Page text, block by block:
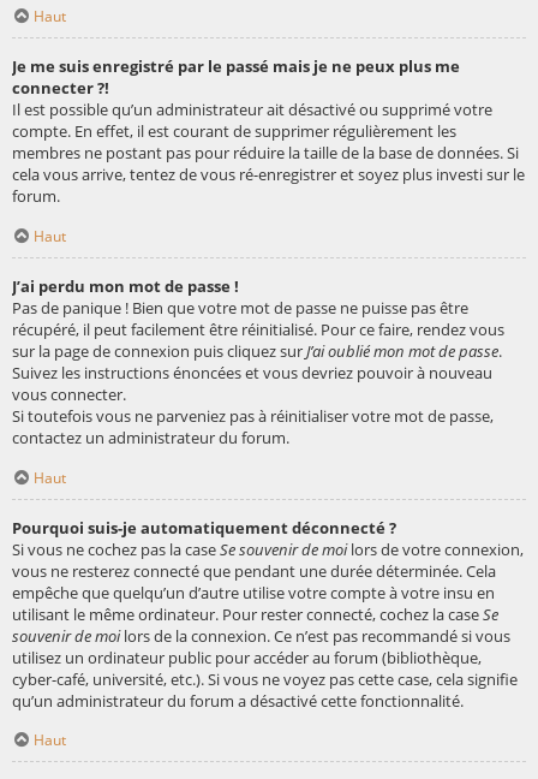
Haut
Je me suis enregistré par le passé mais je ne peux plus me
connecter ?!
Il est possible qu’un administrateur ait désactivé ou supprimé votre
compte. En effet, il est courant de supprimer régulièrement les
membres ne postant pas pour réduire la taille de la base de données. Si
cela vous arrive, tentez de vous ré-enregistrer et soyez plus investi sur le
forum.
Haut
J’ai perdu mon mot de passe !
Pas de panique ! Bien que votre mot de passe ne puisse pas être
récupéré, il peut facilement être réinitialisé. Pour ce faire, rendez vous
sur la page de connexion puis cliquez surJ’ai oublié mon mot de passe.
Suivez les instructions énoncées et vous devriez pouvoir à nouveau
vous connecter.
Si toutefois vous ne parveniez pas à réinitialiser votre mot de passe,
contactez un administrateur du forum.
Haut
Pourquoi suis-je automatiquement déconnecté ?
Si vous ne cochez pas la caseSe souvenir de moilors de votre connexion,
vous ne resterez connecté que pendant une durée déterminée. Cela
empêche que quelqu’un d’autre utilise votre compte à votre insu en
utilisant le même ordinateur. Pour rester connecté, cochez la caseSe
souvenir de moilors de la connexion. Ce n’est pas recommandé si vous
utilisez un ordinateur public pour accéder au forum (bibliothèque,
cyber-café, université, etc.). Si vous ne voyez pas cette case, cela signifie
qu’un administrateur du forum a désactivé cette fonctionnalité.
Haut